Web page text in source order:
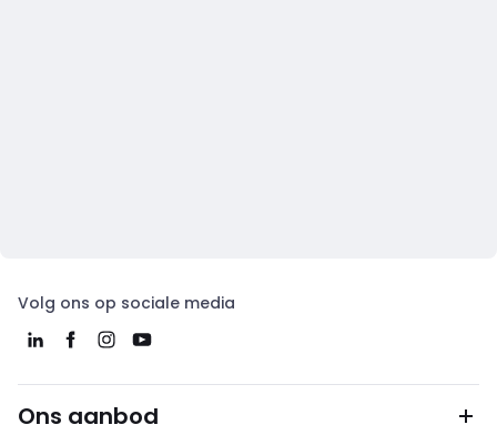
Volg ons op sociale media
Ons aanbod